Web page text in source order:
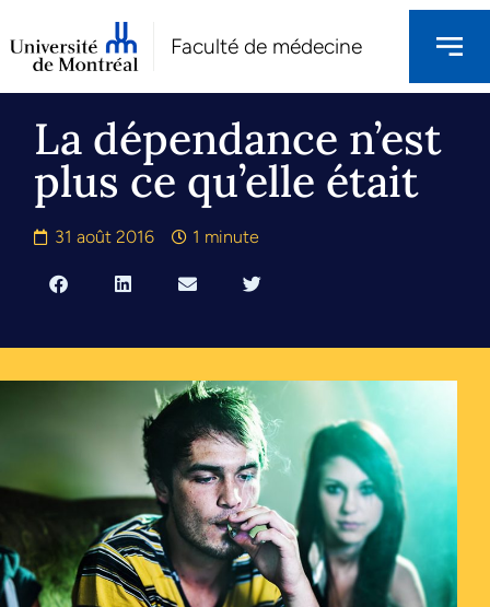
Faculté de médecine
La dépendance n’est
plus ce qu’elle était
31 août 2016 1 minute